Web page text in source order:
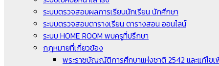
ระบบตรวจสอบผลการเรียนนักเรียน นักศึกษา
ระบบตรวจสอบตารางเรียน ตารางสอน ออนไลน์
ระบบ HOME ROOM พบครูที่ปรึกษา
กฎหมายที่เกี่ยวข้อง
พระราชบัญญัติการศึกษาแห่งชาติ 2542 และแก้ไขเ